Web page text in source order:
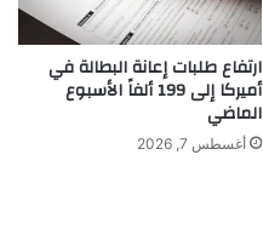
ارتفاع طلبات إعانة البطالة في
أميركا إلى 199 ألفاً الأسبوع
الماضي
أغسطس 7, 2026